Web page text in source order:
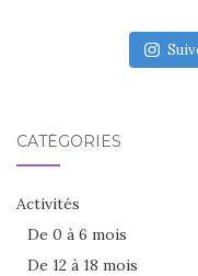
CATÉGORIES
Activités
De 0 à 6 mois
De 12 à 18 mois